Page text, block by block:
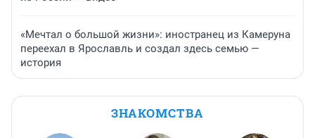
«Мечтал о большой жизни»: иностранец из Камеруна
переехал в Ярославль и создал здесь семью —
история
ЗНАКОМСТВА